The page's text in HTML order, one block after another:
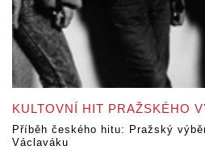
KULTOVNÍ HIT PRAŽSKÉHO
Příběh českého hitu: Pražský
Václaváku